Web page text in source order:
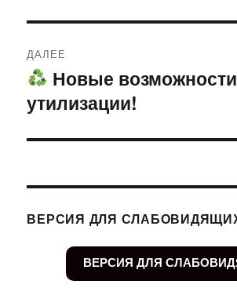
ДАЛЕЕ
Следующая
запись:
Новые возможности
утилизации!
ВЕРСИЯ ДЛЯ
ВЕРСИЯ ДЛЯ